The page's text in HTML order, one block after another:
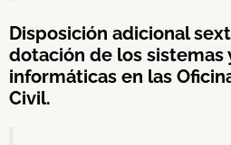
Disposición adicional
dotación de los sistemas
informáticas en las
Civil.